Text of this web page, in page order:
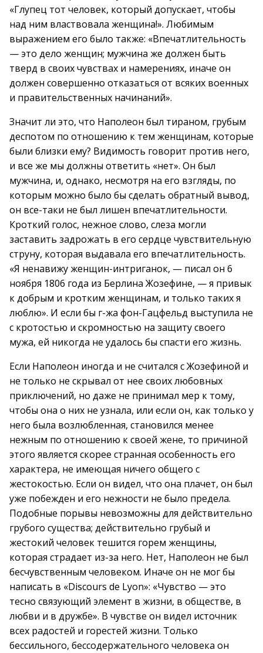
«Глупец тот человек, который допускает, чтобы
над ним властвовала женщина!». Любимым
выражением его было также: «Впечатлительность
— это дело женщин; мужчина же должен быть
тверд в своих чувствах и намерениях, иначе он
должен совершенно отказаться от всяких военных
и правительственных начинаний».
Значит ли это, что Наполеон был тираном, грубым
деспотом по отношению к тем женщинам, которые
были близки ему? Видимость говорит против него,
и все же мы должны ответить «нет». Он был
мужчина, и, однако, несмотря на его взгляды, по
которым можно было бы сделать обратный вывод,
он все-таки не был лишен впечатлительности.
Кроткий голос, нежное слово, слеза могли
заставить задрожать в его сердце чувствительную
струну, которая выдавала его впечатлительность.
«Я ненавижу женщин-интриганок, — писал он 6
ноября 1806 года из Берлина Жозефине, — я привык
к добрым и кротким женщинам, и только таких я
люблю». И если бы г-жа фон-Гацфельд выступила не
с кротостью и скромностью на защиту своего
мужа, ей никогда не удалось бы спасти его жизнь.
Если Наполеон иногда и не считался с Жозефиной и
не только не скрывал от нее своих любовных
приключений, но даже не принимал мер к тому,
чтобы она о них не узнала, или если он, как только у
него была возлюбленная, становился менее
нежным по отношению к своей жене, то причиной
этого является скорее странная особенность его
характера, не имеющая ничего общего с
жестокостью. Если он видел, что она плачет, он был
уже побежден и его нежности не было предела.
Подобные порывы невозможны для действительно
грубого существа; действительно грубый и
жестокий человек тешится горем женщины,
которая страдает из-за него. Нет, Наполеон не был
бесчувственным человеком. Иначе он не мог бы
написать в «Discours de Lyon»: «Чувство — это
тесно связующий элемент в жизни, в обществе, в
любви и в дружбе». В чувстве он видел источник
всех радостей и горестей жизни. Только
бессильного, бессодержательного человека он